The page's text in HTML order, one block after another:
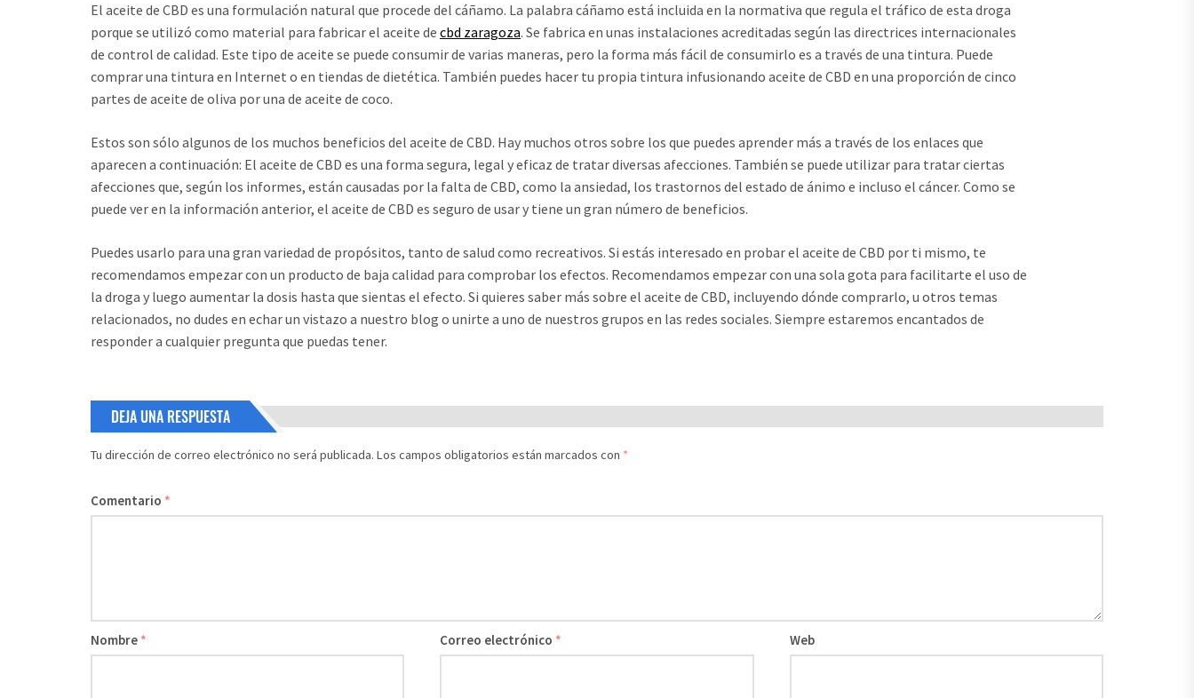
El aceite de CBD es una formulación natural que procede del cáñamo. La palabra cáñamo está incluida en la normativa que regula el tráfico de esta droga
porque se utilizó como material para fabricar el aceite de cbd zaragoza. Se fabrica en unas instalaciones acreditadas según las directrices internacionales
de control de calidad. Este tipo de aceite se puede consumir de varias maneras, pero la forma más fácil de consumirlo es a través de una tintura. Puede
comprar una tintura en Internet o en tiendas de dietética. También puedes hacer tu propia tintura infusionando aceite de CBD en una proporción de cinco
partes de aceite de oliva por una de aceite de coco.
Estos son sólo algunos de los muchos beneficios del aceite de CBD. Hay muchos otros sobre los que puedes aprender más a través de los enlaces que
aparecen a continuación: El aceite de CBD es una forma segura, legal y eficaz de tratar diversas afecciones. También se puede utilizar para tratar ciertas
afecciones que, según los informes, están causadas por la falta de CBD, como la ansiedad, los trastornos del estado de ánimo e incluso el cáncer. Como se
puede ver en la información anterior, el aceite de CBD es seguro de usar y tiene un gran número de beneficios.
Puedes usarlo para una gran variedad de propósitos, tanto de salud como recreativos. Si estás interesado en probar el aceite de CBD por ti mismo, te
recomendamos empezar con un producto de baja calidad para comprobar los efectos. Recomendamos empezar con una sola gota para facilitarte el uso de
la droga y luego aumentar la dosis hasta que sientas el efecto. Si quieres saber más sobre el aceite de CBD, incluyendo dónde comprarlo, u otros temas
relacionados, no dudes en echar un vistazo a nuestro blog o unirte a uno de nuestros grupos en las redes sociales. Siempre estaremos encantados de
responder a cualquier pregunta que puedas tener.
DEJA UNA RESPUESTA
Tu dirección de correo electrónico no será publicada. Los campos obligatorios están marcados con *
Comentario *
Nombre * Correo electrónico * Web